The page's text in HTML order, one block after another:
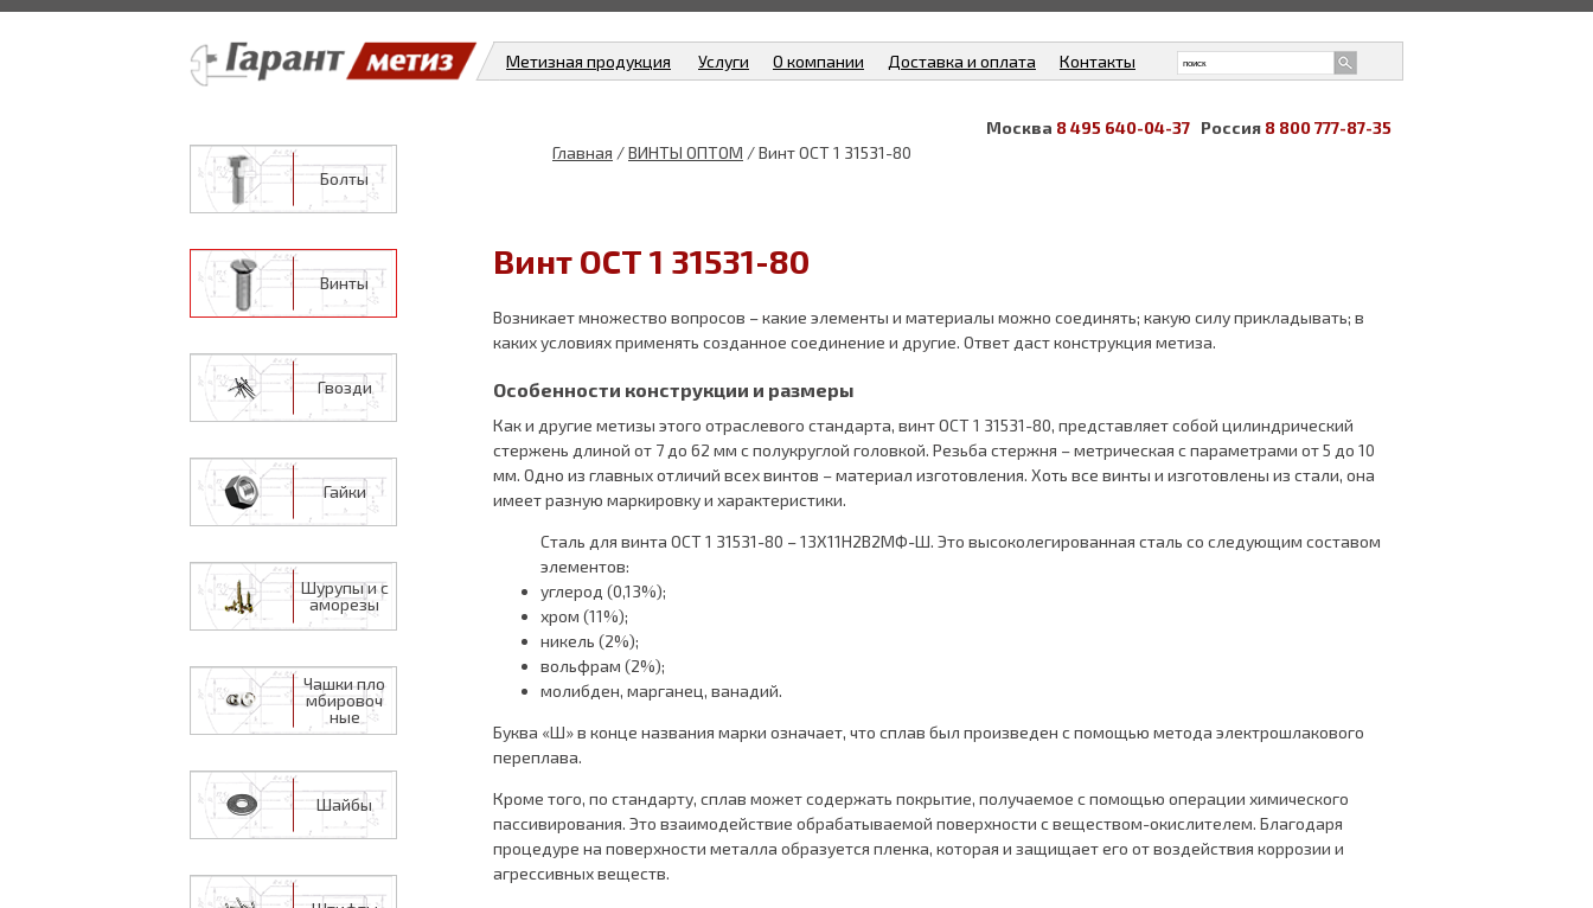
Метизная продукция Услуги О компании Доставка и оплата Контакты
Болты
Винты
Гвозди
Гайки
Шурупы и с
аморезы
Чашки пло
мбировоч
ные
Шайбы
Москва 8 495 640-04-37 Россия 8 800 777-87-35
Главная /ВИНТЫ ОПТОМ / Винт ОСТ 1 31531-80
Винт ОСТ 1 31531-80
Возникает множество вопросов – какие элементы и материалы можно соединять; какую силу прикладывать; в
каких условиях применять созданное соединение и другие. Ответ даст конструкция метиза.
Особенности конструкции и размеры
Как и другие метизы этого отраслевого стандарта, винт ОСТ 1 31531-80, представляет собой цилиндрический
стержень длиной от 7 до 62 мм с полукруглой головкой. Резьба стержня – метрическая с параметрами от 5 до 10
мм. Одно из главных отличий всех винтов – материал изготовления. Хоть все винты и изготовлены из стали, она
имеет разную маркировку и характеристики.
Сталь для винта ОСТ 1 31531-80 – 13Х11Н2В2МФ-Ш. Это высоколегированная сталь со следующим составом
элементов:
углерод (0,13%);
хром (11%);
никель (2%);
вольфрам (2%);
молибден, марганец, ванадий.
Буква «Ш» в конце названия марки означает, что сплав был произведен с помощью метода электрошлакового
переплава.
Кроме того, по стандарту, сплав может содержать покрытие, получаемое с помощью операции химического
пассивирования. Это взаимодействие обрабатываемой поверхности с веществом-окислителем. Благодаря
процедуре на поверхности металла образуется пленка, которая и защищает его от воздействия коррозии и
агрессивных веществ.